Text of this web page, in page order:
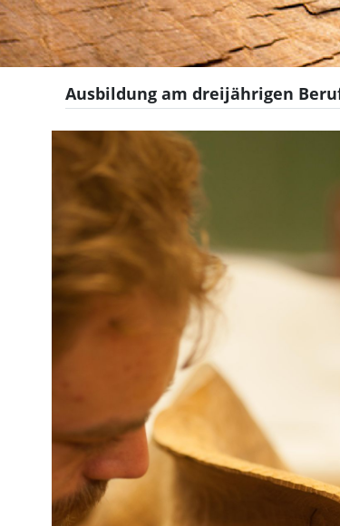
Ausbildung am dreijährigen